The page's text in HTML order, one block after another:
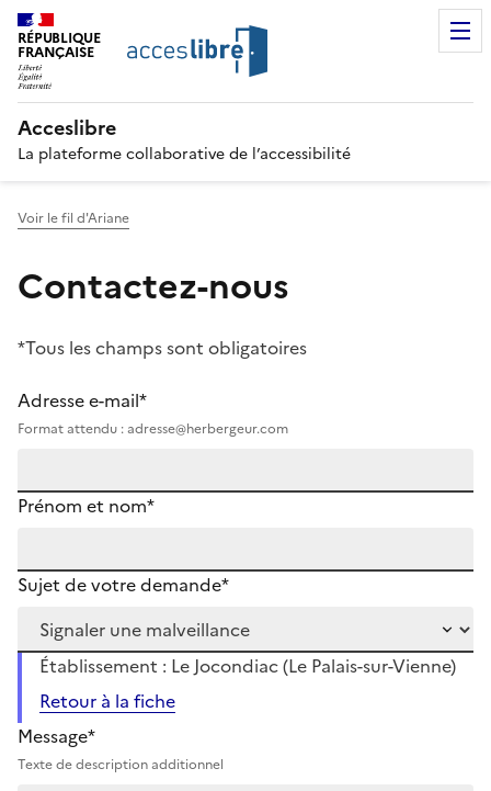
RÉPUBLIQUE
FRANÇAISE
Acceslibre
La plateforme collaborative de l’accessibilité
Voir le fil d'Ariane
Contactez-nous
*Tous les champs sont obligatoires
Adresse e-mail*
Format attendu : adresse@herbergeur.com
Prénom et nom*
Sujet de votre demande*
Établissement : Le Jocondiac (Le Palais-sur-Vienne)
Retour à la fiche
Message*
Texte de description additionnel